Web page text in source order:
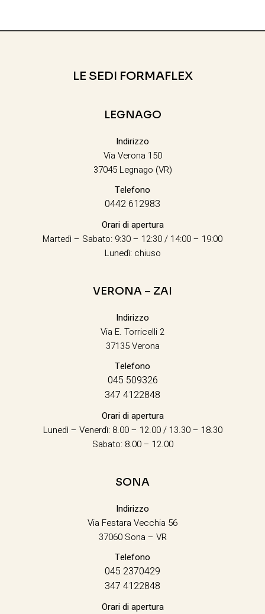
LE SEDI FORMAFLEX
LEGNAGO
Indirizzo
Via Verona 150
37045 Legnago (VR)
Telefono
0442 612983
Orari di apertura
Martedì – Sabato: 9:30 – 12:30 / 14:00 – 19:00
Lunedì: chiuso
VERONA – ZAI
Indirizzo
Via E. Torricelli 2
37135 Verona
Telefono
045 509326
347 4122848
Orari di apertura
Lunedì – Venerdì: 8.00 – 12.00 / 13.30 – 18.30
Sabato: 8.00 – 12.00
SONA
Indirizzo
Via Festara Vecchia 56
37060 Sona – VR
Telefono
045 2370429
347 4122848
Orari di apertura